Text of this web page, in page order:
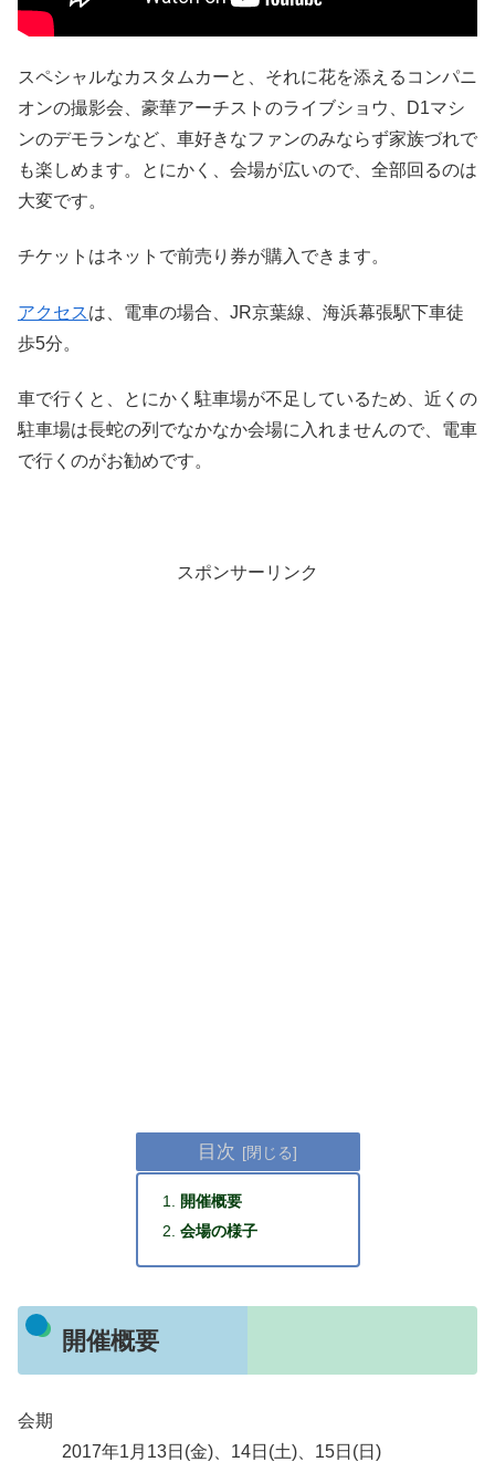
スペシャルなカスタムカーと、それに花を添えるコンパニ
オンの撮影会、豪華アーチストのライブショウ、D1マシ
ンのデモランなど、車好きなファンのみならず家族づれで
も楽しめます。とにかく、会場が広いので、全部回るのは
大変です。
チケットはネットで前売り券が購入できます。
アクセスは、電車の場合、JR京葉線、海浜幕張駅下車徒
歩5分。
車で行くと、とにかく駐車場が不足しているため、近くの
駐車場は長蛇の列でなかなか会場に入れませんので、電車
で行くのがお勧めです。
スポンサーリンク
目次
開催概要
会場の様子
開催概要
会期
2017年1月13日(金)、14日(土)、15日(日)